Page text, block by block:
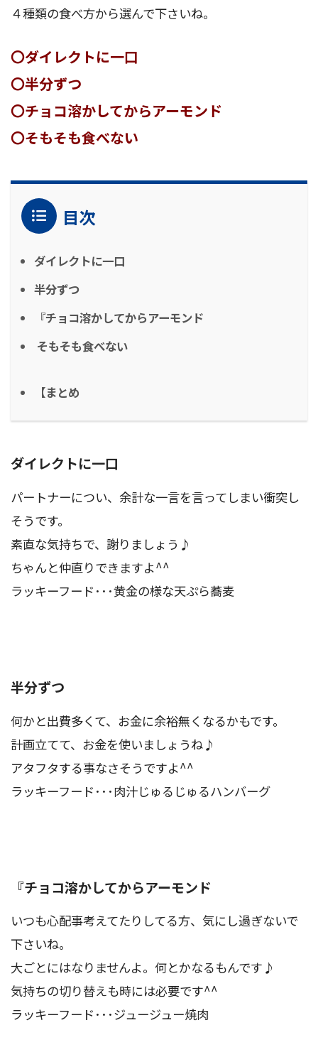
４種類の食べ方から選んで下さいね。
〇ダイレクトに一口
〇半分ずつ
〇チョコ溶かしてからアーモンド
〇そもそも食べない
目次
ダイレクトに一口
半分ずつ
『チョコ溶かしてからアーモンド
そもそも食べない
【まとめ
ダイレクトに一口
パートナーについ、余計な一言を言ってしまい衝突し
そうです。
素直な気持ちで、謝りましょう♪
ちゃんと仲直りできますよ^^
ラッキーフード･･･黄金の様な天ぷら蕎麦
半分ずつ
何かと出費多くて、お金に余裕無くなるかもです。
計画立てて、お金を使いましょうね♪
アタフタする事なさそうですよ^^
ラッキーフード･･･肉汁じゅるじゅるハンバーグ
『チョコ溶かしてからアーモンド
いつも心配事考えてたりしてる方、気にし過ぎないで
下さいね。
大ごとにはなりませんよ。何とかなるもんです♪
気持ちの切り替えも時には必要です^^
ラッキーフード･･･ジュージュー焼肉